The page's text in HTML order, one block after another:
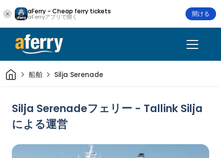
aFerry - Cheap ferry tickets
aFerryアプリで開く 開ける
家 船舶 Silja Serenade
Silja Serenadeフェリー - Tallink Silja
による運営